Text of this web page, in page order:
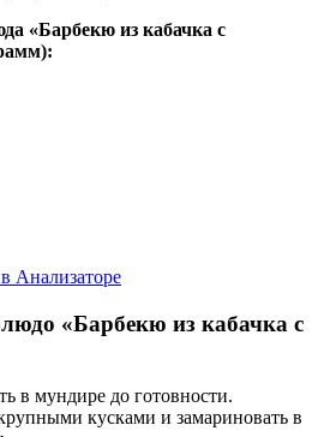
«Барбекю из кабачка с
):
Анализаторе
«Барбекю из кабачка с
в мундире до готовности.
кусками и замариновать в